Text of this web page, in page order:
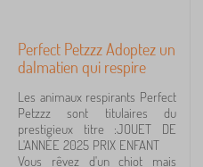
Perfect Petzzz Adoptez un
dalmatien qui respire
Les animaux respirants Perfect
Petzzz sont titulaires du
prestigieux titre :JOUET DE
L'ANNÉE 2025 PRIX ENFANT
Vous rêvez d'un chiot mais